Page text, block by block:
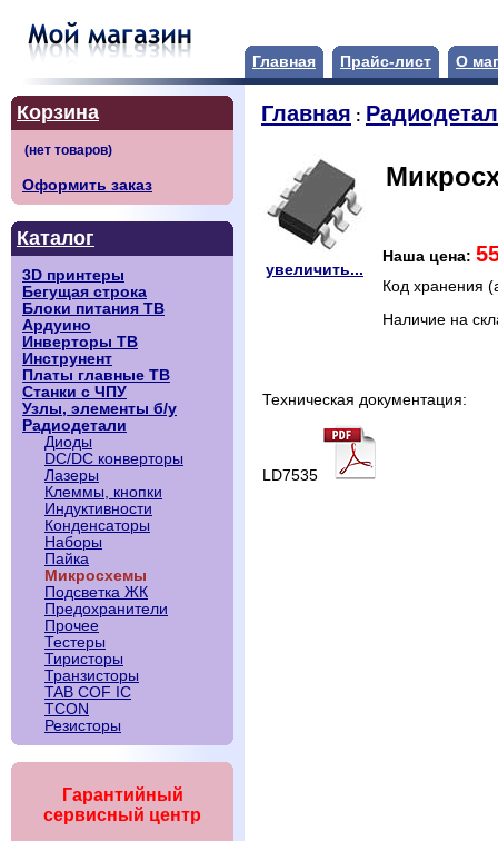
Главная Прайс-лист О
Корзина
Оформить заказ
Каталог
3D принтеры
Бегущая строка
Блоки питания ТВ
Ардуино
Инверторы ТВ
Инструнент
Платы главные ТВ
Станки с ЧПУ
Узлы, элементы б/у
Радиодетали
Диоды
DC/DC конверторы
Лазеры
Клеммы, кнопки
Индуктивности
Конденсаторы
Наборы
Пайка
Микросхемы
Подсветка ЖК
Предохранители
Прочее
Тестеры
Тиристоры
Транзисторы
TAB COF IC
TCON
Резисторы
Гарантийный
сервисный центр
Главная :
увеличить...
Наша цена:
Код хранения
Наличие на
Техническая документация:
LD7535